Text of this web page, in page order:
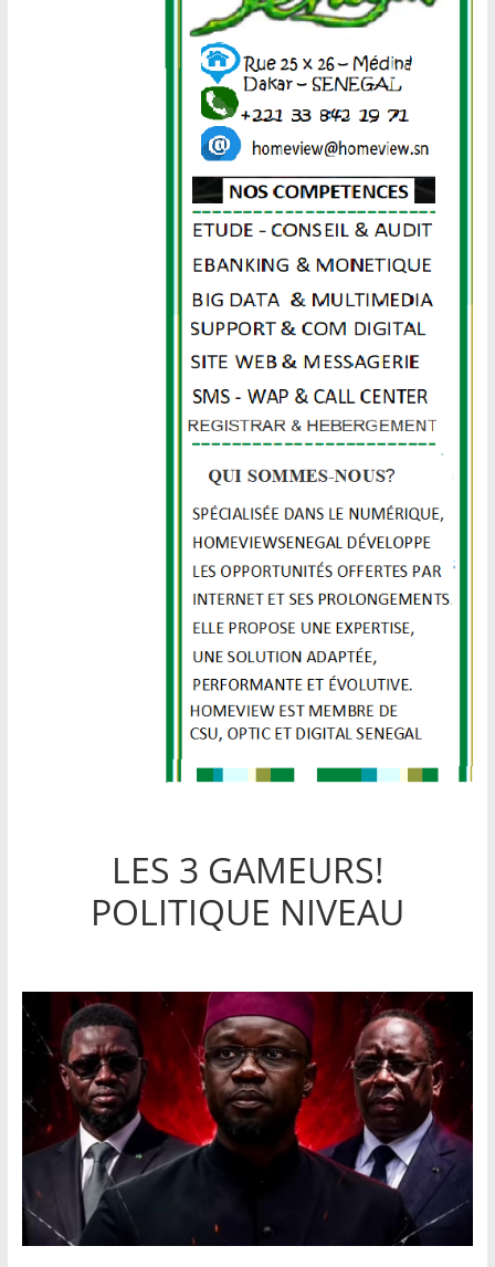
LES 3 GAMEURS!
POLITIQUE NIVEAU